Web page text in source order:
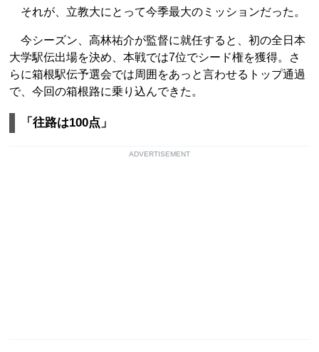
それが、立教大にとって今季最大のミッションだった。
今シーズン、高林祐介が監督に就任すると、初の全日本
大学駅伝出場を決め、本戦では7位でシード権を獲得。さ
らに箱根駅伝予選会では周囲をあっと言わせるトップ通過
で、今回の箱根路に乗り込んできた。
「往路は100点」
ADVERTISEMENT